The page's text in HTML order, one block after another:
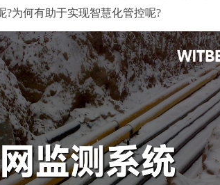
为何有助于实现智慧化管控呢?